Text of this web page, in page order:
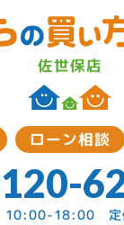
佐世保店
ローン相談
10:00-18:00 定